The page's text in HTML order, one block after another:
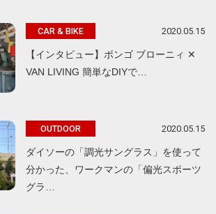
CAR & BIKE 2020.05.15
【インタビュー】ボンゴ ブローニィ ✕
VAN LIVING 簡単なDIYで…
OUTDOOR 2020.05.15
ダイソーの「調光サングラス」を使って
分かった、ワークマンの「偏光スポーツ
グラ…